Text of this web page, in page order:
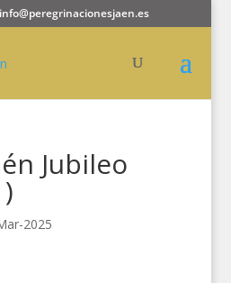
info@peregrinacionesjaen.es
Jubileo
2025